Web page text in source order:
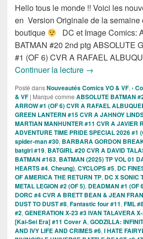
Hello tous le monde !! Voici les
en Version Originale de la
boutique
DC et Image Comics:
BATMAN #20 2nd ptg ABSOLUTE
#1 (OF 6) CVR A RAFAEL
Continuer la lecture Sortie des
→
Posté dansNouveautés Comics VO & VF, ›
& VF | Marqué comme ABSOLUTE BATMAN
ARROW #1 (OF 6) CVR A RAFAEL
GREEN LANTERN #15 CVR A JAHNOY
MARTIAN MANHUNTER #11 CVR A JAVIER
ADVENTURE TIME PRIDE SPECIAL 2026 #1
spider-man #30, BARBARA GORDON
batgirl #19, BATGIRL #20 CVR A DAVID
BATMAN #163, BATMAN (2025) TP VOL 01
HEARTS #4, Cheung), CYCLOPS #5, DC
OF AMERICA THE RETURN TP, DC X SONIC
METAL LEGION #2 (OF 5), DEADMAN #1 (OF
DORC #4 CVR A BRETT BEAN & JEAN
DUST TO DUST #8, Fantastic four #11, FML
#2, GENERATION X-23 #3 IVAN TALAVERA
[Kai-Sei Era] #11 Cover A, GODZILLA:
AND IVY LIFE AND CRIMES #6, I HATE